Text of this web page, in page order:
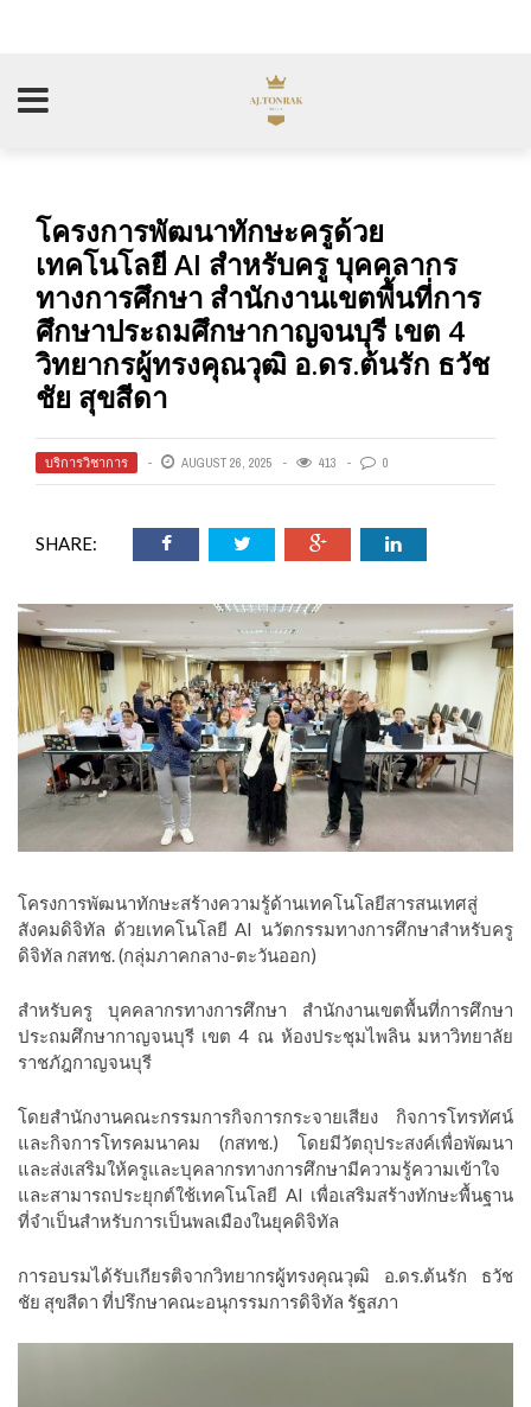
โครงการพัฒนาทักษะครูด้วย
เทคโนโลยี AI สำหรับครู บุคคลากร
ทางการศึกษา สำนักงานเขตพื้นที่การ
ศึกษาประถมศึกษากาญจนบุรี เขต 4
วิทยากรผู้ทรงคุณวุฒิ อ.ดร.ต้นรัก ธวัช
ชัย สุขสีดา
บริการวิชาการ AUGUST 26, 2025 413 0
SHARE:
โครงการพัฒนาทักษะสร้างความรู้ด้านเทคโนโลยีสารสนเทศสู่
สังคมดิจิทัล ด้วยเทคโนโลยี AI นวัตกรรมทางการศึกษาสำหรับครู
ดิจิทัล กสทช. (กลุ่มภาคกลาง-ตะวันออก)
สำหรับครู บุคคลากรทางการศึกษา สำนักงานเขตพื้นที่การศึกษา
ประถมศึกษากาญจนบุรี เขต 4 ณ ห้องประชุมไพลิน มหาวิทยาลัย
ราชภัฎกาญจนบุรี
โดยสำนักงานคณะกรรมการกิจการกระจายเสียง กิจการโทรทัศน์
และกิจการโทรคมนาคม (กสทช.) โดยมีวัตถุประสงค์เพื่อพัฒนา
และส่งเสริมให้ครูและบุคลากรทางการศึกษามีความรู้ความเข้าใจ
และสามารถประยุกต์ใช้เทคโนโลยี AI เพื่อเสริมสร้างทักษะพื้นฐาน
ที่จำเป็นสำหรับการเป็นพลเมืองในยุคดิจิทัล
การอบรมได้รับเกียรติจากวิทยากรผู้ทรงคุณวุฒิ อ.ดร.ต้นรัก ธวัช
ชัย สุขสีดา ที่ปรึกษาคณะอนุกรรมการดิจิทัล รัฐสภา